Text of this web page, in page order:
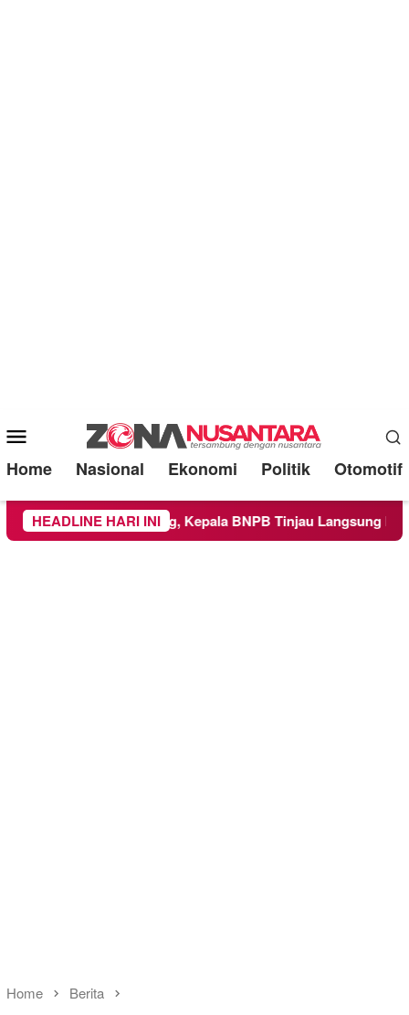
Mobile
Menu
Home Nasional Ekonomi Politik Otomotif
HEADLINE HARI INI
Malang, Kepala BNPB Tinjau Langsung Lokasi
Home Berita